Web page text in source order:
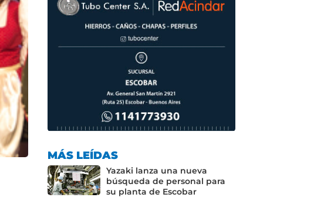
MÁS LEÍDAS
Yazaki lanza una nueva
búsqueda de personal para
su planta de Escobar